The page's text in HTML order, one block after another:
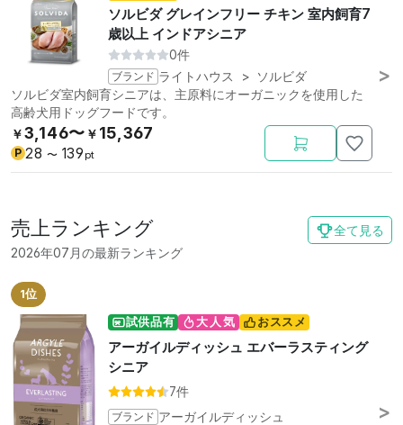
ソルビダ グレインフリー チキン 室内飼育7
歳以上 インドアシニア
0件
ブランド ライトハウス >
ソルビダ
ソルビダ室内飼育シニアは、主原料にオーガニックを使用した
高齢犬用ドッグフードです。
￥3,146〜 ￥ 15,367
P 28 〜 139 pt
売上ランキング
2026年07月の最新ランキング
全て見る
1位
試供品有 大人気 おススメ
アーガイルディッシュ エバーラスティング
シニア
7件
ブランド アーガイルディッシュ